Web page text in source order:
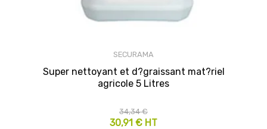
SECURAMA
Super nettoyant et d?graissant mat?riel
agricole 5 Litres
30,91 € HT
34,34 €